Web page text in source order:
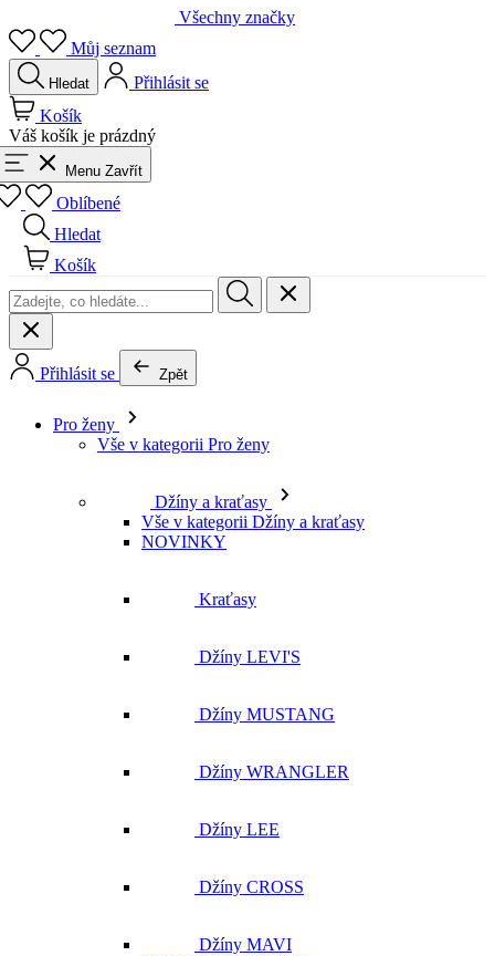
Všechny značky
Můj seznam
Hledat
Přihlásit se
Košík
Váš košík je prázdný
Menu Zavřít
Oblíbené
Hledat
Košík
Přihlásit se Zpět
Pro ženy
Vše v kategorii Pro ženy
Džíny a kraťasy
Vše v kategorii Džíny a kraťasy
NOVINKY
Kraťasy
Džíny LEVI'S
Džíny MUSTANG
Džíny WRANGLER
Džíny LEE
Džíny CROSS
Džíny MAVI